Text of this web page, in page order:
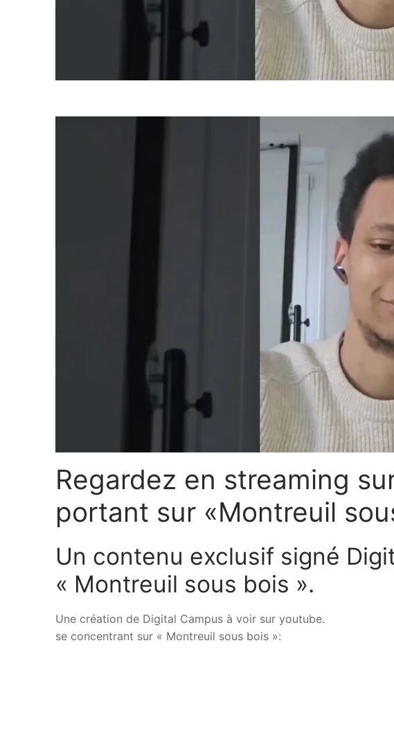
Regardez en streaming
portant sur «Montreuil
Un contenu exclusif signé
« Montreuil sous bois ».
Une création de Digital Campus à voir sur youtube.
se concentrant sur « Montreuil sous bois »: